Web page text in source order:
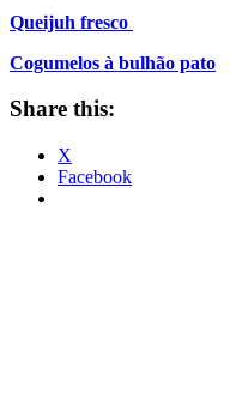
Queijuh fresco
Cogumelos à bulhão pato
Share this:
X
Facebook